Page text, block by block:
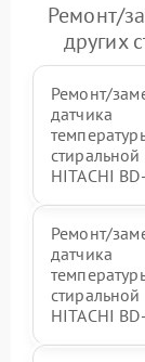
Ремонт/
других
Ремонт/
датчика
HITACHI
Ремонт/
датчика
HITACHI